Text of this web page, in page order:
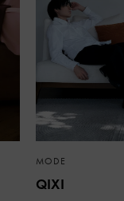
MODE
QIXI